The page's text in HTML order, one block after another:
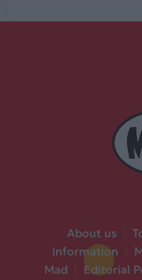
About us
Information
Mad
Editorial